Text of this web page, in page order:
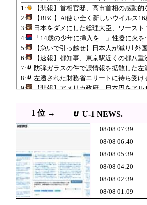
08/08 06:40 高値で米を大
08/08 06:38 JPG 国産初、遠隔監視
08/08 06:30 JPG 【朝鮮日報】幻となった
08/08 06:30 PNG 韓国のサッカー審
08/08 06:21 JPG 韓国人「日本が誇るキャ
08/08 06:20 GIF 【国際】韓国サッカー
08/08 06:00 韓国人「世界37チーム
08/08 05:55
新幹線の指定席…早めに
ったもん勝ち”になって
左遷された財
だが……
08/08 05:32 PNG 韓国人「ロッテショッ
08/08 05:15 JPG 台湾への140億ド
08/08 05:10 JPG 【速報】都知
08/08 05:00 高市総理「物価上昇を
1 位 → U-1 NEWS.
08/08 07:39
08/08 06:40
08/08 05:39
08/08 04:20
08/08 02:39
08/08 01:09